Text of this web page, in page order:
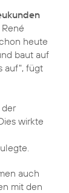
René
heute
baut auf
auf", fügt
der
wirkte
auch
mit den